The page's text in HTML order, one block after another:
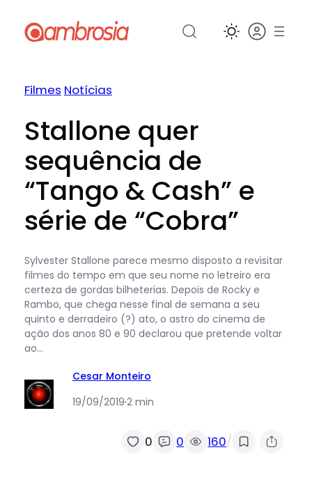
para
Filmes Notícias
Stallone quer
sequência de
“Tango & Cash” e
série de “Cobra”
Sylvester Stallone parece mesmo disposto a revisitar
filmes do tempo em que seu nome no letreiro era
certeza de gordas bilheterias. Depois de Rocky e
Rambo, que chega nesse final de semana a seu
quinto e derradeiro (?) ato, o astro do cinema de
ação dos anos 80 e 90 declarou que pretende voltar
ao…
Cesar Monteiro
19/09/2019·2 min
0 0 160/